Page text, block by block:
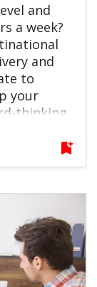
and
a week?
and
to
your
thinking
bookmark_add